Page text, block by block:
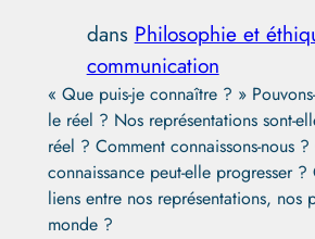
dans Philosophie et
communication
« Que puis-je connaître ? »
le réel ? Nos représentations sont-
réel ? Comment connaissons-nous
connaissance peut-elle progresser ?
liens entre nos représentations, nos
monde ?